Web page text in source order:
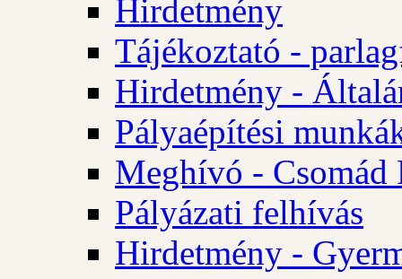
Hirdetmény
Tájékoztató -
Hirdetmény -
Pályaépítési
Meghívó - Csomád
Pályázati felhívás
Hirdetmény -